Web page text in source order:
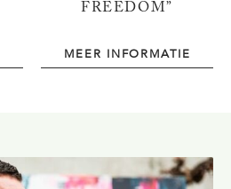
FREEDOM”
MEER INFORMATIE